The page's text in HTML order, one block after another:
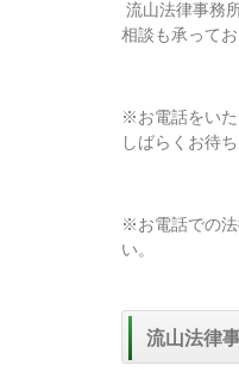
流山法律事務
相談も承って
※お電話をいた
しばらくお待
※お電話での法
い。
流山法律